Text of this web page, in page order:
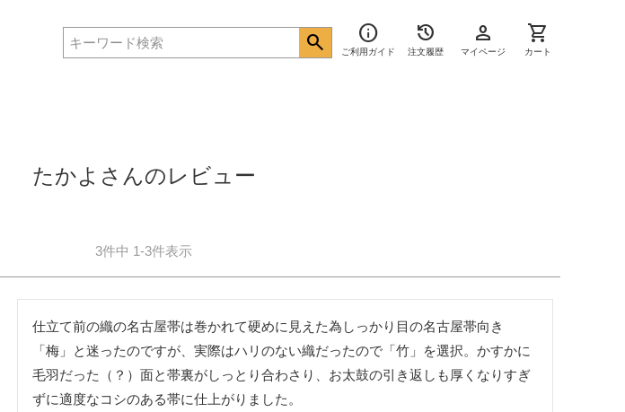
search info
ご利用ガイド
history
注文履歴
person
マイページ
shopping_cart
カート
たかよさんのレビュー
3件中 1-3件表示
仕立て前の織の名古屋帯は巻かれて硬めに見えた為しっかり目の名古屋帯向き
「梅」と迷ったのですが、実際はハリのない織だったので「竹」を選択。かすかに
毛羽だった（？）面と帯裏がしっとり合わさり、お太鼓の引き返しも厚くなりすぎ
ずに適度なコシのある帯に仕上がりました。